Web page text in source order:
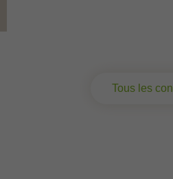
Tous les